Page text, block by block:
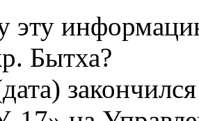
эту
Бытха?